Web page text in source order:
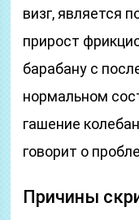
визг, является
прирост
барабану с
нормальном
гашение
говорит о
Причины